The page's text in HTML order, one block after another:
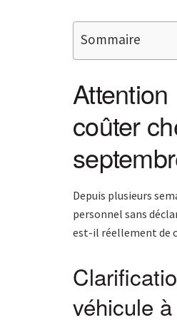
Sommaire
coûter
Depuis plusieurs
personnel sans
est-il réellement de
véhicule